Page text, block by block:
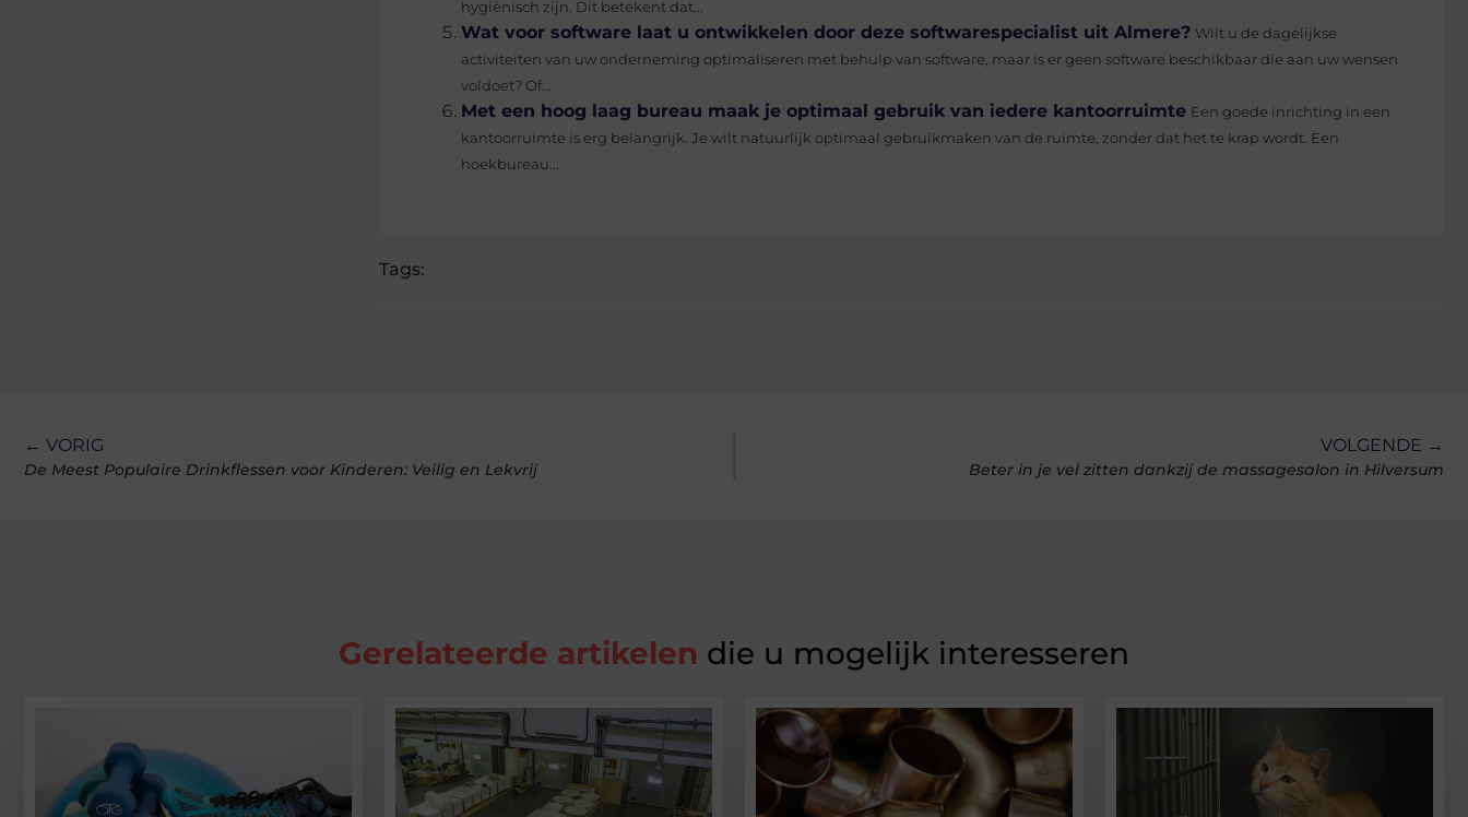
hygiënisch zijn. Dit betekent dat...
Wat voor software laat u ontwikkelen door deze softwarespecialist uit Almere? Wilt u de dagelijkse
activiteiten van uw onderneming optimaliseren met behulp van software, maar is er geen software beschikbaar die aan uw wensen
voldoet? Of...
Met een hoog laag bureau maak je optimaal gebruik van iedere kantoorruimte Een goede inrichting in een
kantoorruimte is erg belangrijk. Je wilt natuurlijk optimaal gebruikmaken van de ruimte, zonder dat het te krap wordt. Een
hoekbureau...
Tags:
← VORIG
De Meest Populaire Drinkflessen voor Kinderen: Veilig en Lekvrij
VOLGENDE →
Beter in je vel zitten dankzij de massagesalon in Hilversum
Gerelateerde artikelen die u mogelijk interesseren